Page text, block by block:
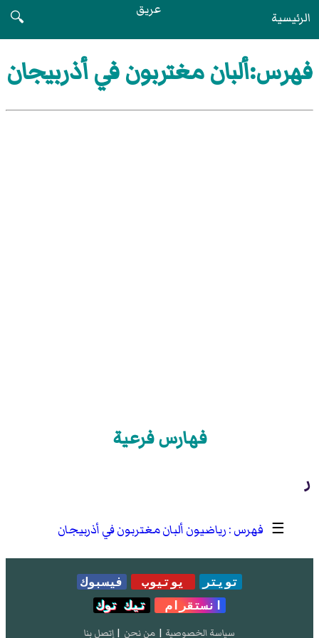
الرئيسية عريق
🔍
فهرس:ألبان مغتربون في أذربيجان
فهارس فرعية
ر
☰ رياضيون ألبان مغتربون في أذربيجان
تويتر يوتيوب
فيسبوك
انستقرام
تيك توك
سياسة الخصوصية | من نحن | إتصل بنا